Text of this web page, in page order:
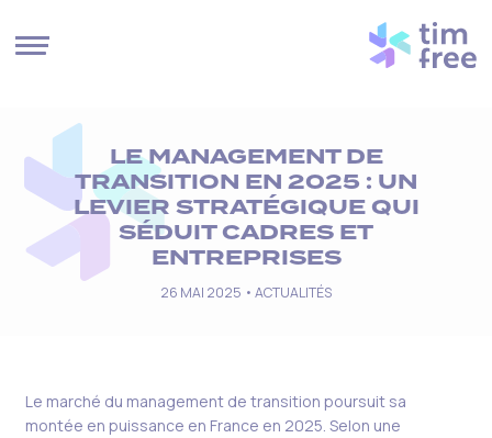
LE MANAGEMENT DE
TRANSITION EN 2025 : UN
LEVIER STRATÉGIQUE QUI
SÉDUIT CADRES ET
ENTREPRISES
26 MAI 2025 • ACTUALITÉS
Le marché du management de transition poursuit sa
montée en puissance en France en 2025. Selon une